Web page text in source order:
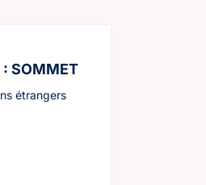
: SOMMET
étrangers